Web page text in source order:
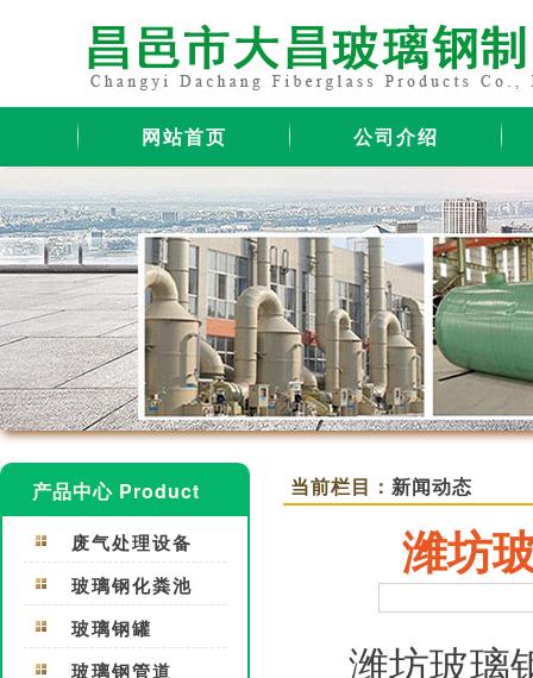
网站首页 公司介绍
产品中心 Product
废气处理设备
玻璃钢化粪池
玻璃钢罐
玻璃钢管道
当前栏目： 新闻动态
潍坊
潍坊玻璃